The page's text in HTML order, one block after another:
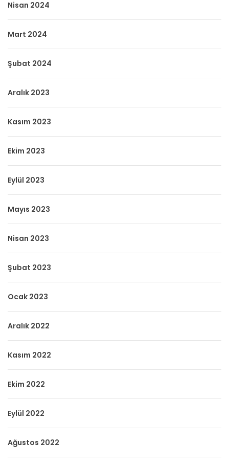
Nisan 2024
Mart 2024
Şubat 2024
Aralık 2023
Kasım 2023
Ekim 2023
Eylül 2023
Mayıs 2023
Nisan 2023
Şubat 2023
Ocak 2023
Aralık 2022
Kasım 2022
Ekim 2022
Eylül 2022
Ağustos 2022